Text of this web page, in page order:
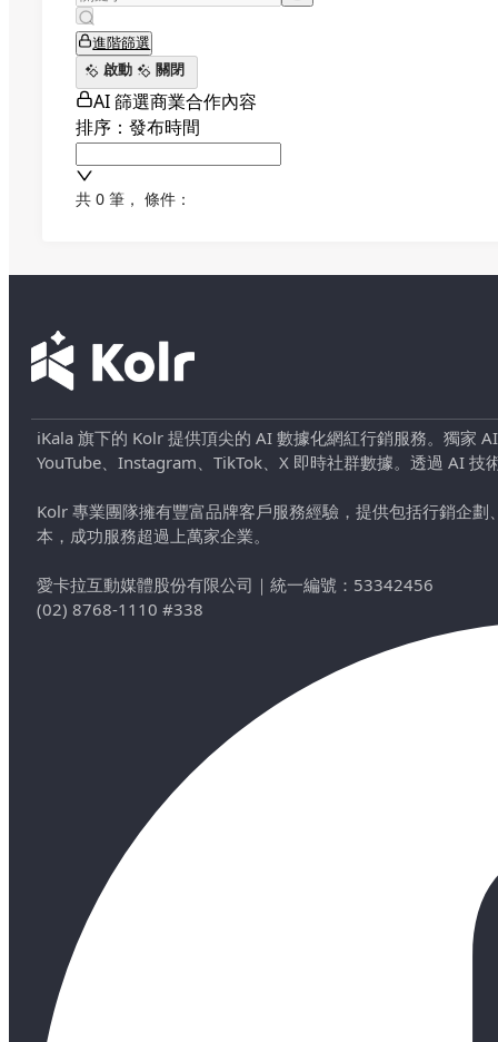
進階篩選
啟動
關閉
AI 篩選商業合作內容
排序：發布時間
共 0 筆 ， 條件：
iKala 旗下的 Kolr 提供頂尖的 AI 數據化網紅行銷服務。獨家
YouTube、Instagram、TikTok、X 即時社群數據。透過 AI
Kolr 專業團隊擁有豐富品牌客戶服務經驗，提供包括行銷企
本，成功服務超過上萬家企業。
愛卡拉互動媒體股份有限公司 ｜ 統一編號：53342456
(02) 8768-1110 #338